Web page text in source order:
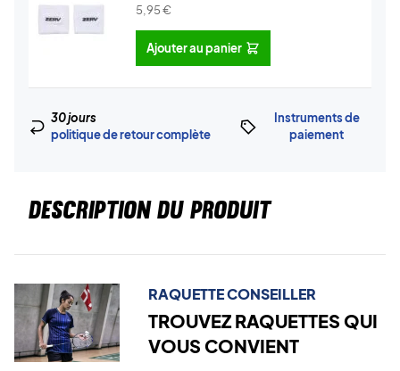
5,95€
Ajouter au panier
30 jours
politique de retour complète
Instruments de
paiement
DESCRIPTION DU PRODUIT
RAQUETTE CONSEILLER
TROUVEZ RAQUETTES QUI
VOUS CONVIENT